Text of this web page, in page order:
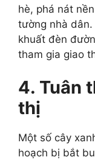
hè, phá nát
tường nhà dân.
khuất đèn
tham gia giao
4. Tuân
thị
Một số cây
hoạch bị bắt